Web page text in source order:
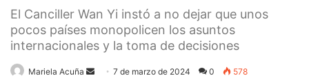
El Canciller Wan Yi instó a no dejar que unos
pocos países monopolicen los asuntos
internacionales y la toma de decisiones
Mariela Acuña
Send7 de marzo de 2024 0 578